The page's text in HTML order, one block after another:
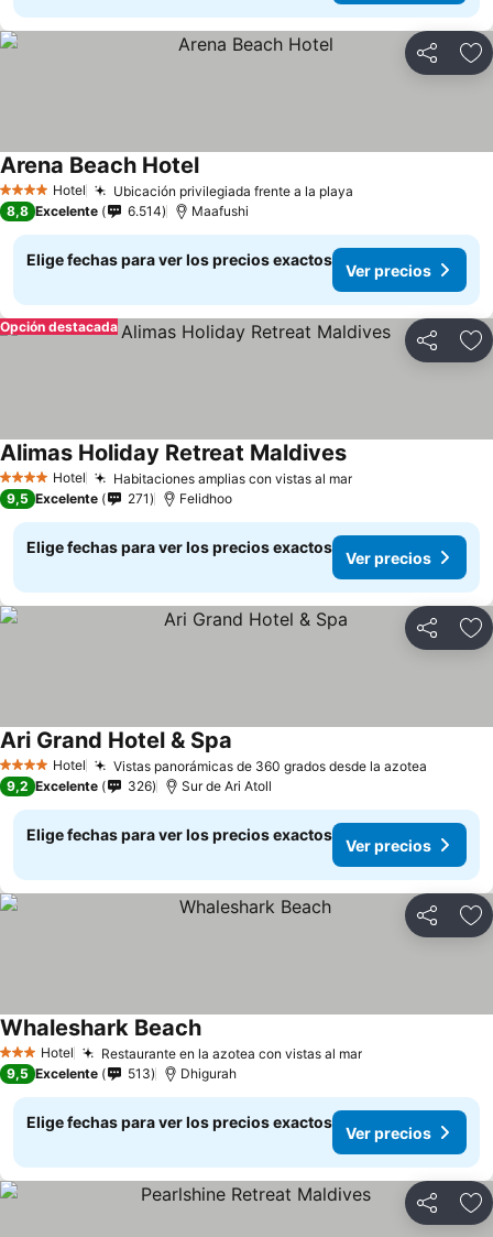
Compartir
4 EstrellasHotel Ubicación privilegiada frente a la playa
Arena Beach Hotel
8,8 Excelente 6.514 Maafushi
Elige fechas para ver los precios exactos
Ver precios
Compartir
Opción destacada
4 EstrellasHotel Habitaciones amplias con vistas al mar
Alimas Holiday Retreat Maldives
9,5 Excelente 271 Felidhoo
Elige fechas para ver los precios exactos
Ver precios
Compartir
4 EstrellasHotel Vistas panorámicas de 360 grados desde la azotea
Ari Grand Hotel & Spa
9,2 Excelente 326 Sur de Ari Atoll
Elige fechas para ver los precios exactos
Ver precios
Compartir
3 Estrellas
Hotel Restaurante en la azotea con vistas al mar
Whaleshark Beach
9,5 Excelente 513 Dhigurah
Elige fechas para ver los precios exactos
Ver precios
Compartir